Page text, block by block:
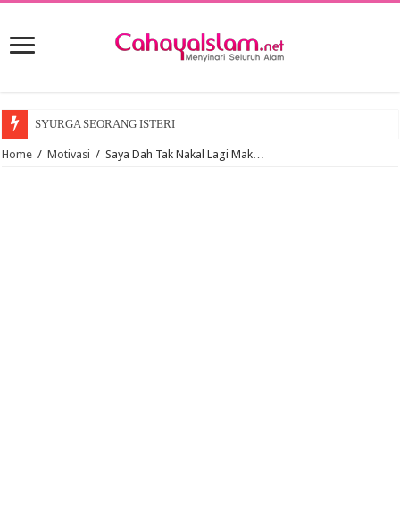
SYURGA SEORANG ISTERI
Home / Motivasi / Saya Dah Tak Nakal Lagi Mak…